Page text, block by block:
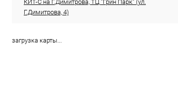
КИТ-С на Г.Димитрова, ТЦ "Грин Парк" (ул.
Г.Димитрова, 4)
загрузка карты...